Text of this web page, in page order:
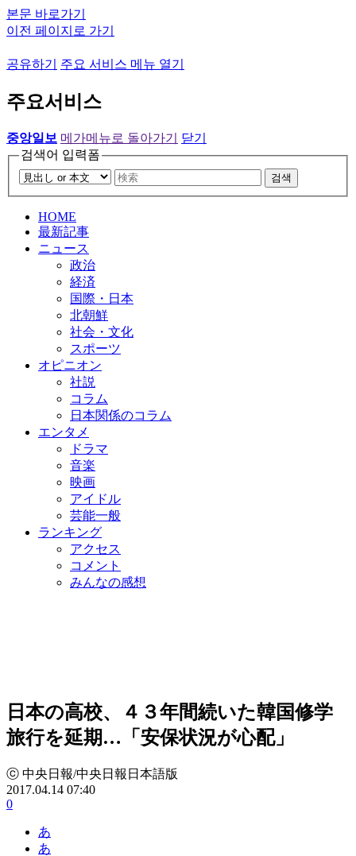
본문 바로가기
이전 페이지로 가기
공유하기 주요 서비스 메뉴 열기
주요서비스
중앙일보 메가메뉴로 돌아가기
닫기
검색어 입력폼
검색
HOME
最新記事
ニュース
政治
経済
国際・日本
北朝鮮
社会・文化
スポーツ
オピニオン
社説
コラム
日本関係のコラム
エンタメ
ドラマ
音楽
映画
アイドル
芸能一般
ランキング
アクセス
コメント
みんなの感想
日本の高校、４３年間続いた韓国修学
旅行を延期…「安保状況が心配」
ⓒ 中央日報/中央日報日本語版
2017.04.14 07:40
0
あ
あ